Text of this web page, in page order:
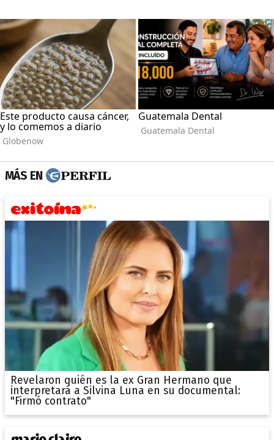
MÁS EN
Revelaron quién es la ex Gran Hermano que
interpretará a Silvina Luna en su documental:
"Firmó contrato"